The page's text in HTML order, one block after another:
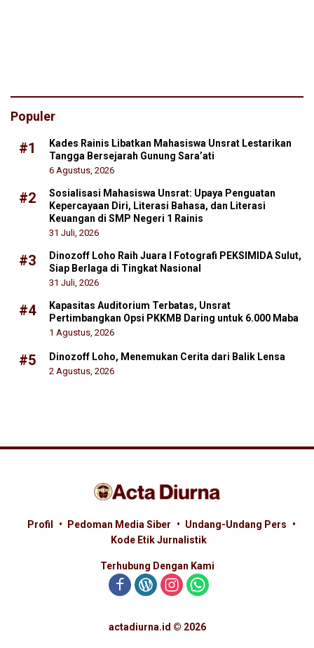
Populer
#1
Kades Rainis Libatkan Mahasiswa Unsrat Lestarikan
Tangga Bersejarah Gunung Sara’ati
6 Agustus, 2026
#2
Sosialisasi Mahasiswa Unsrat: Upaya Penguatan
Kepercayaan Diri, Literasi Bahasa, dan Literasi
Keuangan di SMP Negeri 1 Rainis
31 Juli, 2026
#3
Dinozoff Loho Raih Juara I Fotografi PEKSIMIDA Sulut,
Siap Berlaga di Tingkat Nasional
31 Juli, 2026
#4
Kapasitas Auditorium Terbatas, Unsrat
Pertimbangkan Opsi PKKMB Daring untuk 6.000 Maba
1 Agustus, 2026
#5 Dinozoff Loho, Menemukan Cerita dari Balik Lensa
2 Agustus, 2026
Profil Pedoman Media Siber
Undang-Undang Pers
Kode Etik Jurnalistik
Terhubung Dengan Kami
actadiurna.id © 2026